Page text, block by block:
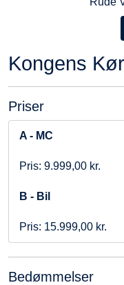
Kongens
Priser
A - MC
Pris: 9.999,00 kr.
B - Bil
Pris: 15.999,00 kr.
Bedømmelser